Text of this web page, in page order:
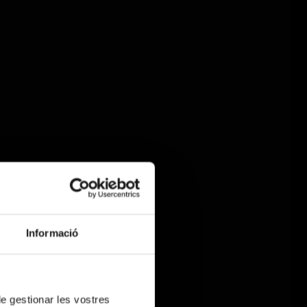
Informació
gestionar les vostres